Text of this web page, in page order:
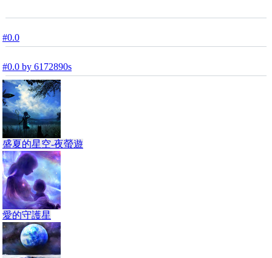
#0.0
#0.0 by 6172890s
盛夏的星空-夜螢遊
愛的守護星